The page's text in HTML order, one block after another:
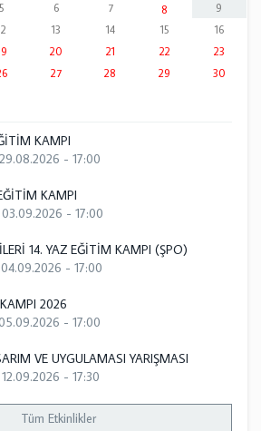
5 6 7 8
9
13 14 15
16
20 21 22
23
27 28 29
30
KAMPI
29.08.2026 - 17:00
KAMPI
03.09.2026 - 17:00
14. YAZ EĞİTİM KAMPI (ŞPO)
04.09.2026 - 17:00
2026
- 17:00
VE UYGULAMASI YARIŞMASI
12.09.2026 - 17:30
Tüm Etkinlikler